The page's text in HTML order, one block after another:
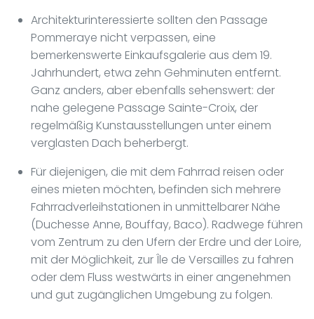
Architekturinteressierte sollten den Passage
Pommeraye nicht verpassen, eine
bemerkenswerte Einkaufsgalerie aus dem 19.
Jahrhundert, etwa zehn Gehminuten entfernt.
Ganz anders, aber ebenfalls sehenswert: der
nahe gelegene Passage Sainte-Croix, der
regelmäßig Kunstausstellungen unter einem
verglasten Dach beherbergt.
Für diejenigen, die mit dem Fahrrad reisen oder
eines mieten möchten, befinden sich mehrere
Fahrradverleihstationen in unmittelbarer Nähe
(Duchesse Anne, Bouffay, Baco). Radwege führen
vom Zentrum zu den Ufern der Erdre und der Loire,
mit der Möglichkeit, zur Île de Versailles zu fahren
oder dem Fluss westwärts in einer angenehmen
und gut zugänglichen Umgebung zu folgen.